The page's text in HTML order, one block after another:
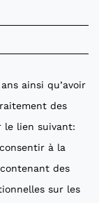
ainsi qu’avoir
des
le lien suivant:
à la
des
sur les